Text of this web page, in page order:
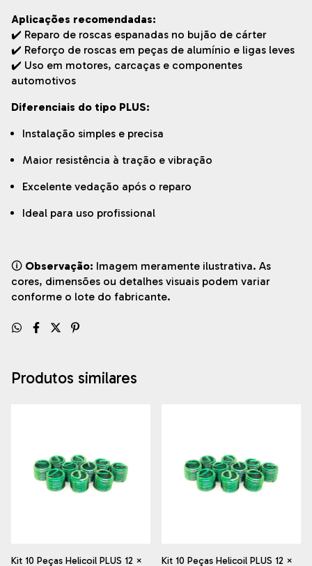
Aplicações recomendadas:
✔️ Reparo de roscas espanadas no bujão de cárter
✔️ Reforço de roscas em peças de alumínio e ligas leves
✔️ Uso em motores, carcaças e componentes
automotivos
Diferenciais do tipo PLUS:
Instalação simples e precisa
Maior resistência à tração e vibração
Excelente vedação após o reparo
Ideal para uso profissional
🛈 Observação: Imagem meramente ilustrativa. As
cores, dimensões ou detalhes visuais podem variar
conforme o lote do fabricante.
Produtos similares
Kit 10 Peças Helicoil PLUS 12 ×
Kit 10 Peças Helicoil PLUS 12 ×